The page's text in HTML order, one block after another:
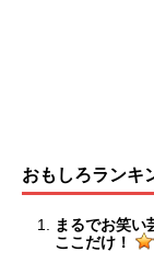
おもしろランキ
まるでお笑い
ここだけ！